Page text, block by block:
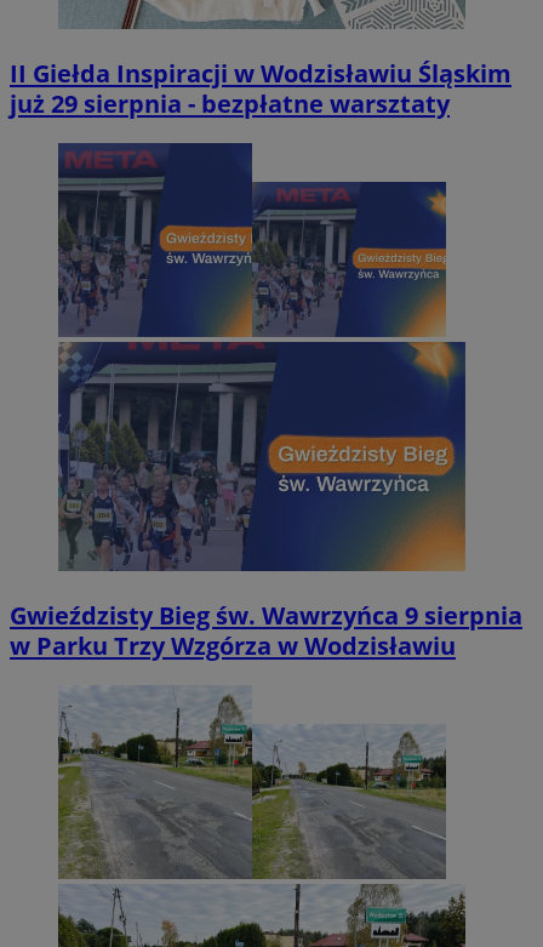
II Giełda Inspiracji w Wodzisławiu Śląskim
już 29 sierpnia - bezpłatne warsztaty
Gwieździsty Bieg św. Wawrzyńca 9 sierpnia
w Parku Trzy Wzgórza w Wodzisławiu